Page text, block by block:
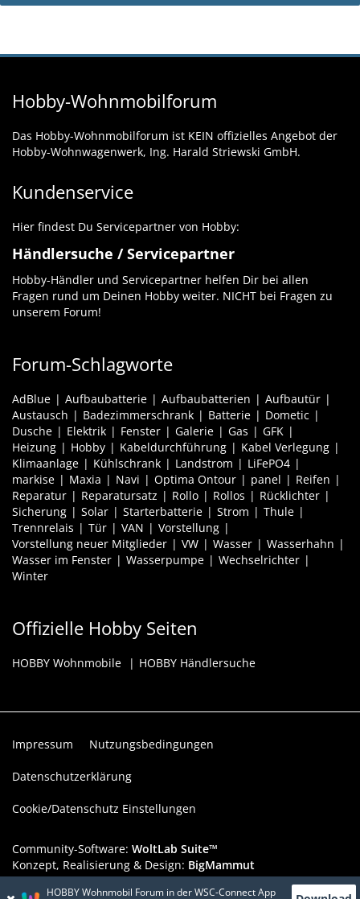
Hobby-Wohnmobilforum
Das Hobby-Wohnmobilforum ist KEIN offizielles Angebot der
Hobby-Wohnwagenwerk, Ing. Harald Striewski GmbH.
Kundenservice
Hier findest Du Servicepartner von Hobby:
Händlersuche / Servicepartner
Hobby-Händler und Servicepartner helfen Dir bei allen
Fragen rund um Deinen Hobby weiter. NICHT bei Fragen zu
unserem Forum!
Forum-Schlagworte
AdBlue Aufbaubatterie Aufbaubatterien
Aufbautür
Austausch
Badezimmerschrank Batterie
Dometic
Dusche
Elektrik Fenster Galerie Gas
GFK
Heizung
Hobby Kabeldurchführung
Kabel Verlegung
Klimaanlage
Kühlschrank Landstrom
LiFePO4
markise
Maxia Navi Optima Ontour panel
Reifen
Reparatur
Reparatursatz Rollo Rollos
Rücklichter
Sicherung
Solar Starterbatterie Strom
Thule
Trennrelais
Tür VAN
Vorstellung
Vorstellung neuer Mitglieder
VW Wasser
Wasserhahn
Wasser im Fenster
Wasserpumpe
Wechselrichter
Winter
Offizielle Hobby Seiten
HOBBY Wohnmobile HOBBY Händlersuche
Impressum Nutzungsbedingungen
Datenschutzerklärung
Cookie/Datenschutz Einstellungen
Community-Software: WoltLab Suite™
Konzept, Realisierung & Design: BigMammut
HOBBY Wohnmobil Forum in der WSC-Connect App